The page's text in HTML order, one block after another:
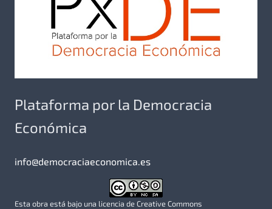
Plataforma por la Democracia
Económica
info@democraciaeconomica.es
Esta obra está bajo una licencia de Creative Commons